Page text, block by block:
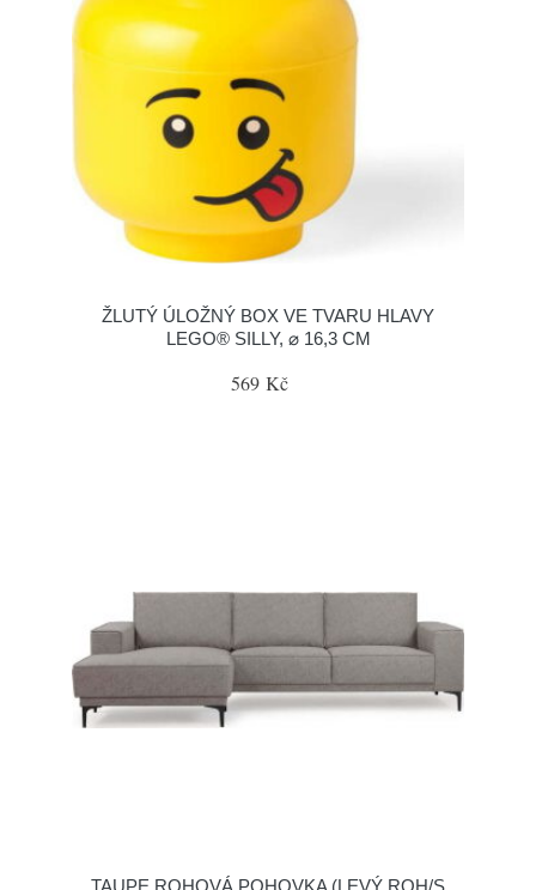
ŽLUTÝ ÚLOŽNÝ BOX VE TVARU HLAVY
LEGO® SILLY, ⌀ 16,3 CM
569 Kč
TAUPE ROHOVÁ POHOVKA (LEVÝ ROH/S